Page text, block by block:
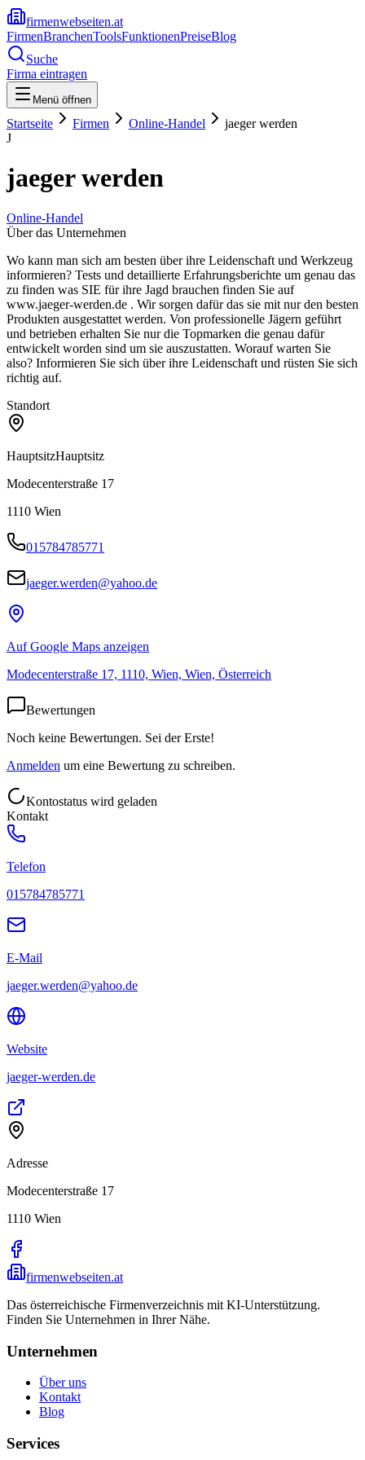
firmenwebseiten.at
FirmenBranchenToolsFunktionenPreiseBlog
Suche
Firma eintragen
Menü öffnen
Startseite Firmen Online-Handel
jaeger werden
J
jaeger werden
Online-Handel
Über das Unternehmen
Wo kann man sich am besten über ihre Leidenschaft und Werkzeug
informieren? Tests und detaillierte Erfahrungsberichte um genau das
zu finden was SIE für ihre Jagd brauchen finden Sie auf
www.jaeger-werden.de . Wir sorgen dafür das sie mit nur den besten
Produkten ausgestattet werden. Von professionelle Jägern geführt
und betrieben erhalten Sie nur die Topmarken die genau dafür
entwickelt worden sind um sie auszustatten. Worauf warten Sie
also? Informieren Sie sich über ihre Leidenschaft und rüsten Sie sich
richtig auf.
Standort
HauptsitzHauptsitz
Modecenterstraße 17
1110 Wien
015784785771
jaeger.werden@yahoo.de
Auf Google Maps anzeigen
Modecenterstraße 17, 1110, Wien, Wien, Österreich
Bewertungen
Noch keine Bewertungen. Sei der Erste!
Anmelden um eine Bewertung zu schreiben.
Kontostatus wird geladen
Kontakt
Telefon
015784785771
E-Mail
jaeger.werden@yahoo.de
Website
jaeger-werden.de
Adresse
Modecenterstraße 17
1110 Wien
firmenwebseiten.at
Das österreichische Firmenverzeichnis mit KI-Unterstützung.
Finden Sie Unternehmen in Ihrer Nähe.
Unternehmen
Über uns
Kontakt
Blog
Services